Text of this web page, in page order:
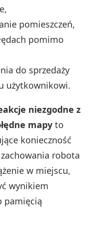
pomieszczeń,
pomimo
do sprzedaży
użytkownikowi.
niezgodne z
mapy to
konieczność
robota
w miejscu,
wynikiem
pamięcią